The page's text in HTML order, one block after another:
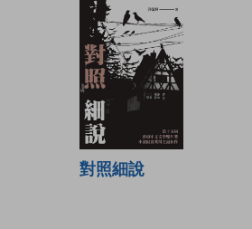
對照細說